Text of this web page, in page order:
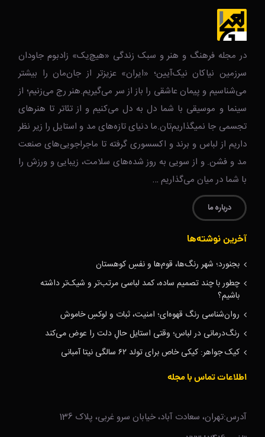
در مجله فرهنگ و هنر و سبک زندگی‌ «هیچ‌یک» زادبوم جاودان
سرزمین نیاکان نیک‌‌‌آیین؛ «ایران» عزیزتر از جان‌مان را بیشتر
می‌شناسیم و پیمان عاشقی را باز از سر می‌گیریم.هنر رج می‌زنیم؛ از
سینما و موسیقی با شما دل به دل می‌کنیم و از تئاتر تا هنرهای
تجسمی جا نمیگذاریم‌تان.ما دنیای تازه‌های مد و استایل را زیر نظر
داریم از لباس و برند و اکسسوری گرفته تا ماجراجویی‌های صنعت
مد و فشن. و از سویی به روز شده‌های سلامت، زیبایی و ورزش را
با شما در میان می‌گذاریم …
درباره ما
آخرین نوشته‌ها
بجنورد؛ شهر رنگ‌ها، قوم‌ها و نفسِ کوهستان
چطور با چند تصمیم ساده، کمد لباسی مرتب‌تر و شیک‌تر داشته
باشیم؟
روان‌شناسی رنگ قهوه‌ای؛ امنیت، ثبات و لوکسِ خاموش
رنگ‌درمانی در لباس؛ وقتی استایل حالِ دلت را عوض می‌کند
کیک جواهر: کیکی خاص برای تولد ۶۲ سالگی نیتا آمبانی
اطلاعات تماس با مجله
آدرس:تهران، سعادت آباد، خیابان سرو غربی، پلاک 136